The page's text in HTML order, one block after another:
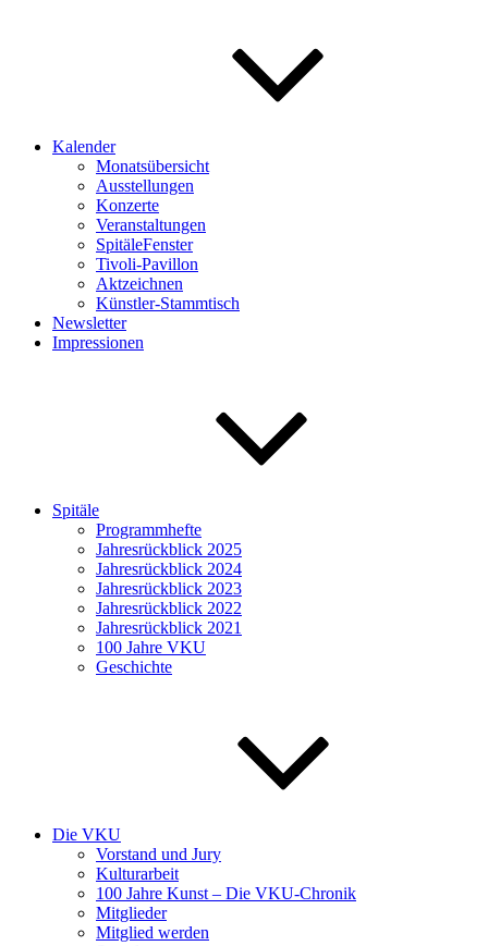
Kalender
Monatsübersicht
Ausstellungen
Konzerte
Veranstaltungen
SpitäleFenster
Tivoli-Pavillon
Aktzeichnen
Künstler-Stammtisch
Newsletter
Impressionen
Spitäle
Programmhefte
Jahresrückblick 2025
Jahresrückblick 2024
Jahresrückblick 2023
Jahresrückblick 2022
Jahresrückblick 2021
100 Jahre VKU
Geschichte
Die VKU
Vorstand und Jury
Kulturarbeit
100 Jahre Kunst – Die VKU-Chronik
Mitglieder
Mitglied werden